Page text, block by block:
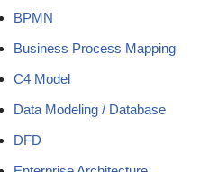
BPMN
Business Process Mapping
C4 Model
Data Modeling / Database
DFD